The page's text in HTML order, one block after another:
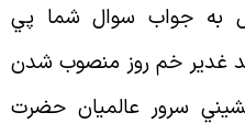
جواب سوال شما پي
غدير خم روز منصوب شدن
سرور عالميان حضرت